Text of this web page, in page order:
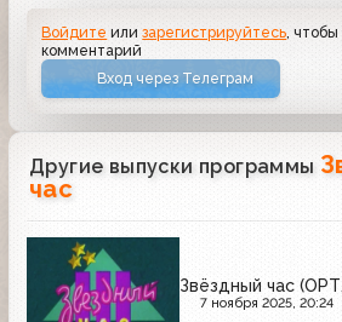
Войдите илизарегистрируйтесь, чтобы
комментарий
Вход через Телеграм
Другие выпуски программы
час
Звёздный час
7 ноября 2025, 20:24